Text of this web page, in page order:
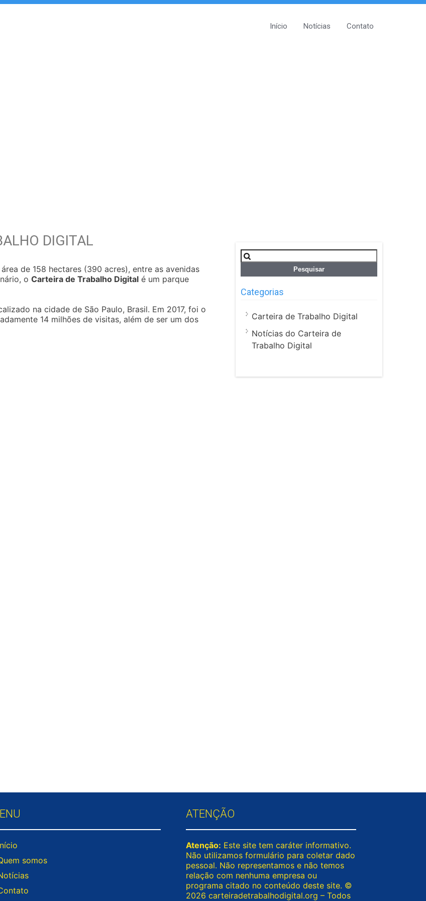
Início Notícias Contato
DIGITAL
de 158 hectares (390 acres), entre as avenidas
o Carteira de Trabalho Digital é um parque
na cidade de São Paulo, Brasil. Em 2017, foi o
14 milhões de visitas, além de ser um dos
Pesquisar
por:
Categorias
Carteira de Trabalho Digital
Notícias do Carteira de
Trabalho Digital
somos
ATENÇÃO
Atenção: Este site tem caráter informativo.
Não utilizamos formulário para coletar dado
pessoal. Não representamos e não temos
relação com nenhuma empresa ou
programa citado no conteúdo deste site. ©
2026 carteiradetrabalhodigital.org – Todos